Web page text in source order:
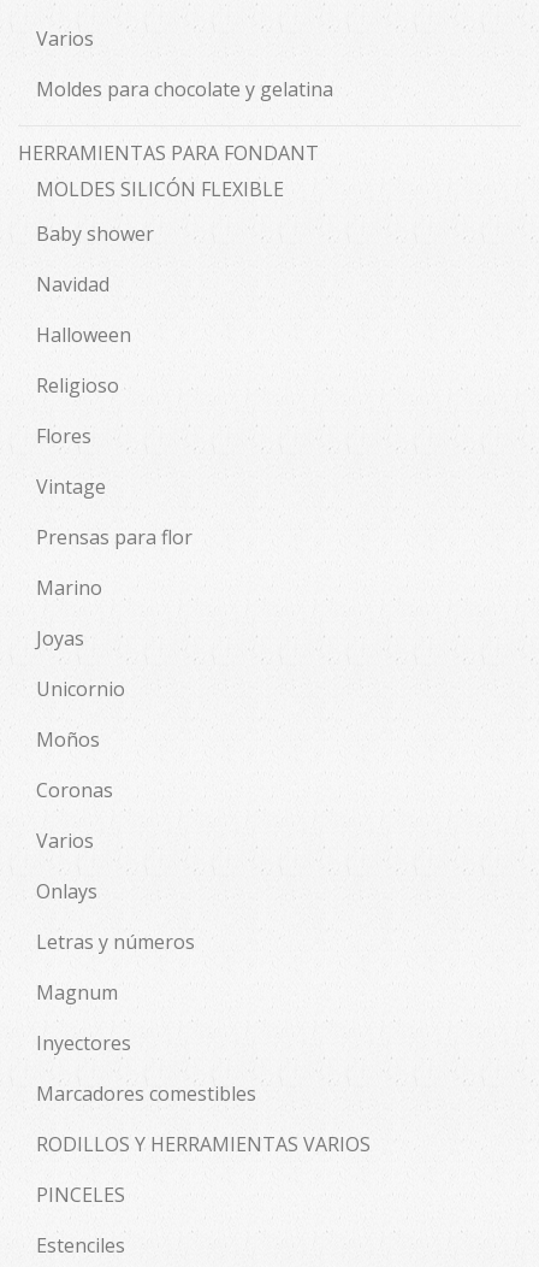
Varios
Moldes para chocolate y gelatina
HERRAMIENTAS PARA FONDANT
MOLDES SILICÓN FLEXIBLE
Baby shower
Navidad
Halloween
Religioso
Flores
Vintage
Prensas para flor
Marino
Joyas
Unicornio
Moños
Coronas
Varios
Onlays
Letras y números
Magnum
Inyectores
Marcadores comestibles
RODILLOS Y HERRAMIENTAS VARIOS
PINCELES
Estenciles